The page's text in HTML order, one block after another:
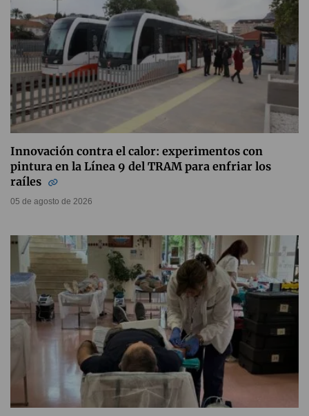
Innovación contra el calor: experimentos con
pintura en la Línea 9 del TRAM para enfriar los
raíles
05 de agosto de 2026